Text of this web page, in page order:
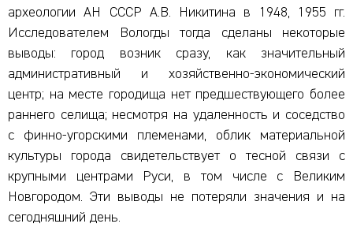
археологии АН СССР А.В. Никитина в 1948, 1955 гг.
Исследователем Вологды тогда сделаны некоторые
выводы: город возник сразу, как значительный
административный и хозяйственно-экономический
центр; на месте городища нет предшествующего более
раннего селища; несмотря на удаленность и соседство
с финно-угорскими племенами, облик материальной
культуры города свидетельствует о тесной связи с
крупными центрами Руси, в том числе с Великим
Новгородом. Эти выводы не потеряли значения и на
сегодняшний день.